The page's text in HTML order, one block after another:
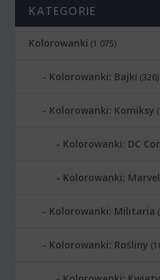
KATEGORIE
Kolorowanki (1 075)
Kolorowanki: Bajki (326)
Kolorowanki: Komiksy
Kolorowanki: DC
Kolorowanki: Marvel
Kolorowanki: Militaria
Kolorowanki: Rośliny